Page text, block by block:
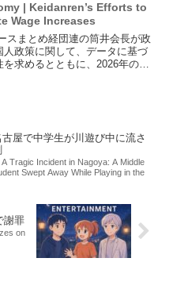
| Keidanren’s Efforts to
Wage Increases
スまとめ経団連の筒井会長が政
人政策に関して、データに基づ
を求めるとともに、2026年の春
屋で中学生が川遊び中に流さ
Tragic Incident in Nagoya: A Middle
Swept Away While Playing in the
謝罪
on